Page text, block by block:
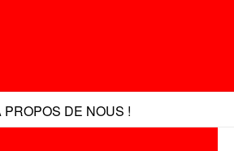
PROPOS DE NOUS !